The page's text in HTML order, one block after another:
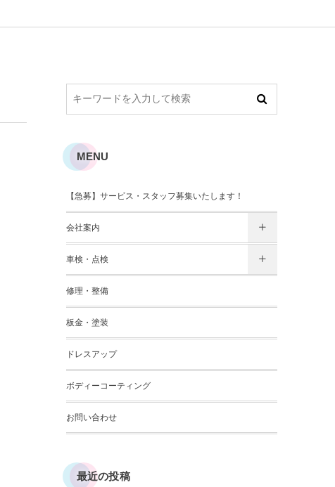
MENU
【急募】サービス・スタッフ募集いたします！
会社案内
車検・点検
修理・整備
板金・塗装
ドレスアップ
ボディーコーティング
お問い合わせ
最近の投稿